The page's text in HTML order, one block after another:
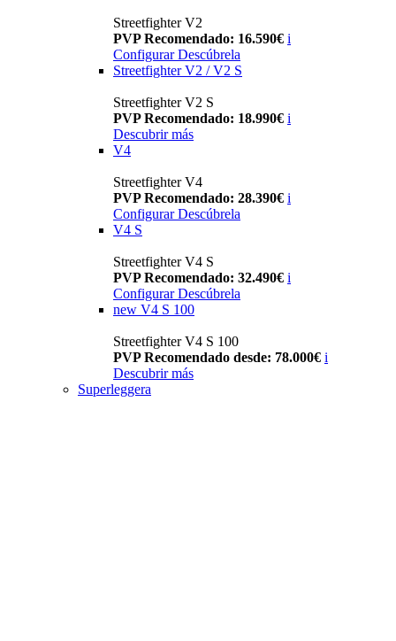
Streetfighter V2
PVP Recomendado: 16.590€ i
Configurar Descúbrela
Streetfighter V2 / V2 S
Streetfighter V2 S
PVP Recomendado: 18.990€ i
Descubrir más
V4
Streetfighter V4
PVP Recomendado: 28.390€ i
Configurar Descúbrela
V4 S
Streetfighter V4 S
PVP Recomendado: 32.490€ i
Configurar Descúbrela
new V4 S 100
Streetfighter V4 S 100
PVP Recomendado desde: 78.000€ i
Descubrir más
Superleggera